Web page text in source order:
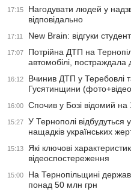
17:15
Нагодувати людей у
відповідально
17:11 New Brain: відгуки
17:07
Потрійна ДТП на
автомобілі, постраждала
16:12
Вчинив ДТП у Теребовлі
Гусятинщини
16:00 Спочив у Бозі відомий на
15:27
У Тернополі відбудуться
нащадків українських
15:13
Які ключові
відеоспостереження
15:00
На Тернопільщині
понад 50 млн грн